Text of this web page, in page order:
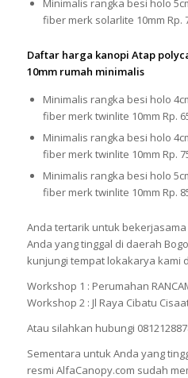
Minimalis rangka besi holo
fiber merk solarlite 10mm Rp.
Daftar harga kanopi Atap
10mm rumah minimalis
Minimalis rangka besi holo
fiber merk twinlite 10mm Rp.
Minimalis rangka besi holo
fiber merk twinlite 10mm Rp.
Minimalis rangka besi holo
fiber merk twinlite 10mm Rp.
Anda tertarik untuk bekerjasama
Anda yang tinggal di daerah
kunjungi tempat lokakarya kami
Workshop 1 : Perumahan
Workshop 2 : Jl Raya Cibatu
Atau silahkan hubungi
Sementara untuk Anda yang
resmi AlfaCanopy.com sudah